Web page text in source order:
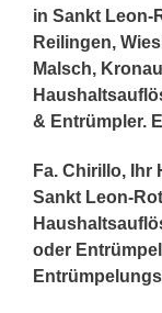
in Sankt Leon-
Reilingen,
Malsch,
& Entrümpler.
Fa. Chirillo,
Sankt Leon-
oder